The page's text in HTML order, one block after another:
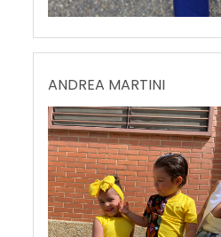
ANDREA MARTINI